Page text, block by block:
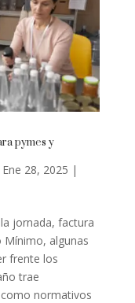
pymes y
Ene 28, 2025 |
jornada, factura
Mínimo, algunas
frente los
trae
normativos